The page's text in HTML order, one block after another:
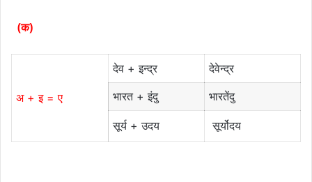
(क)
अ + इ = ए
देव + इन्द्र
देवेन्द्र
भारत + इंदु
भारतेंदु
सूर्य + उदय सूर्योदय